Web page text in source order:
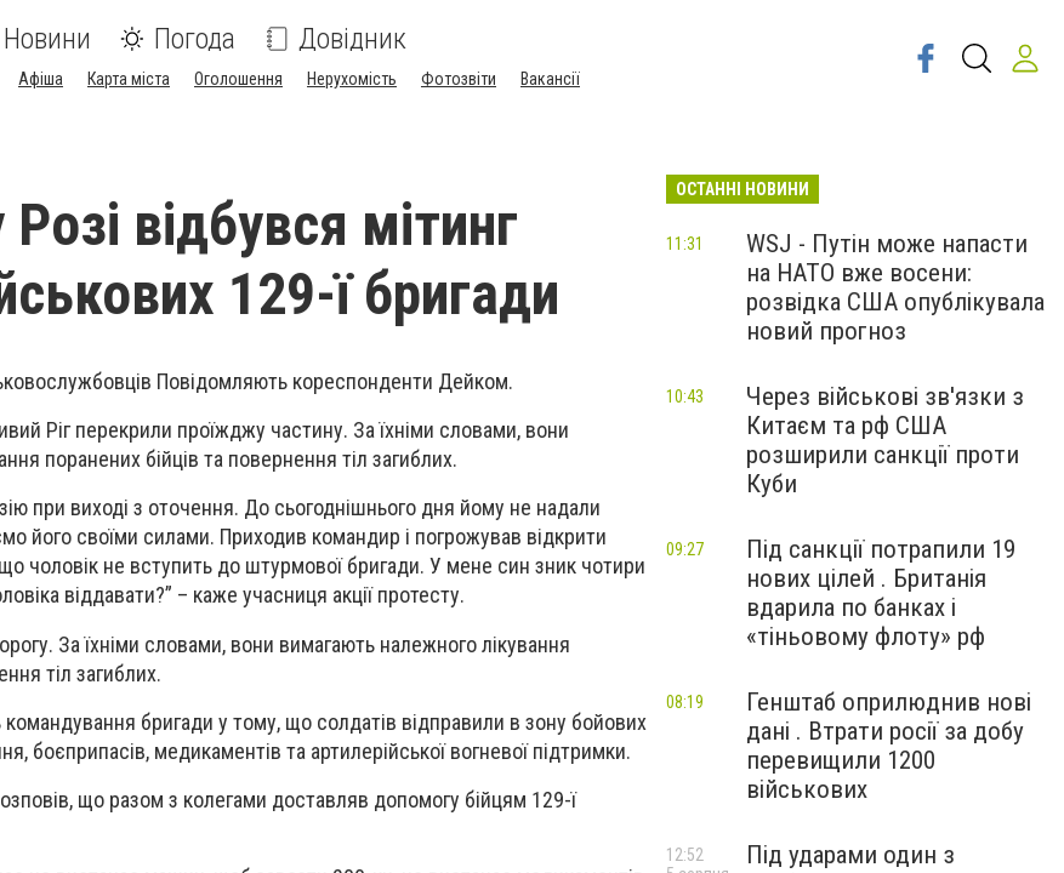
Новини Погода Довідник
Афіша Карта міста Оголошення Нерухомість Фотозвіти Вакансії
відбувся мітинг
129-ї бригади
Повідомляють кореспонденти Дейком.
Ріг перекрили проїжджу частину. За їхніми словами, вони
поранених бійців та повернення тіл загиблих.
при виході з оточення. До сьогоднішнього дня йому не надали
його своїми силами. Приходив командир і погрожував відкрити
чоловік не вступить до штурмової бригади. У мене син зник чотири
віддавати?” – каже учасниця акції протесту.
За їхніми словами, вони вимагають належного лікування
тіл загиблих.
бригади у тому, що солдатів відправили в зону бойових
боєприпасів, медикаментів та артилерійської вогневої підтримки.
що разом з колегами доставляв допомогу бійцям 129-ї
ОСТАННІ НОВИНИ
WSJ - Путін може напасти
на НАТО вже восени:
розвідка США опублікувала
новий прогноз
11:31
Через військові зв'язки з
Китаєм та рф США
розширили санкції проти
Куби
10:43
Під санкції потрапили 19
нових цілей . Британія
вдарила по банках і
«тіньовому флоту» рф
09:27
Генштаб оприлюднив нові
дані . Втрати росії за добу
перевищили 1200
військових
08:19
Під ударами один з
12:52